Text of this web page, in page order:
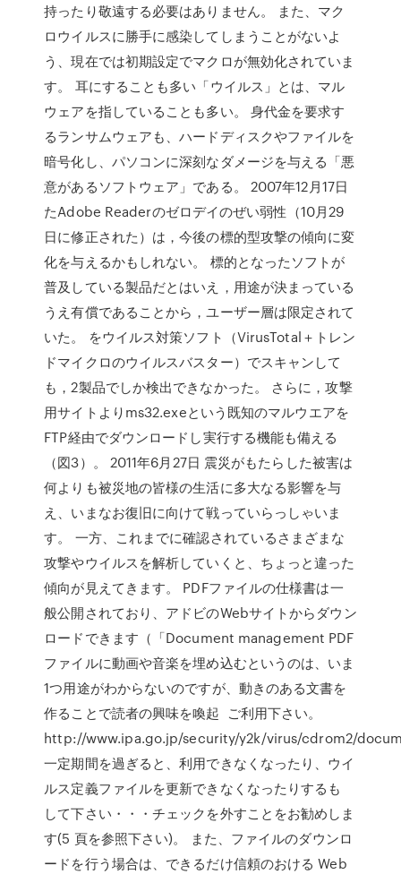
持ったり敬遠する必要はありません。 また、マク
ロウイルスに勝手に感染してしまうことがないよ
う、現在では初期設定でマクロが無効化されていま
す。 耳にすることも多い「ウイルス」とは、マル
ウェアを指していることも多い。 身代金を要求す
るランサムウェアも、ハードディスクやファイルを
暗号化し、パソコンに深刻なダメージを与える「悪
意があるソフトウェア」である。 2007年12月17日
たAdobe Readerのゼロデイのぜい弱性（10月29
日に修正された）は，今後の標的型攻撃の傾向に変
化を与えるかもしれない。 標的となったソフトが
普及している製品だとはいえ，用途が決まっている
うえ有償であることから，ユーザー層は限定されて
いた。 をウイルス対策ソフト（VirusTotal＋トレン
ドマイクロのウイルスバスター）でスキャンして
も，2製品でしか検出できなかった。 さらに，攻撃
用サイトよりms32.exeという既知のマルウエアを
FTP経由でダウンロードし実行する機能も備える
（図3）。 2011年6月27日 震災がもたらした被害は
何よりも被災地の皆様の生活に多大なる影響を与
え、いまなお復旧に向けて戦っていらっしゃいま
す。 一方、これまでに確認されているさまざまな
攻撃やウイルスを解析していくと、ちょっと違った
傾向が見えてきます。 PDFファイルの仕様書は一
般公開されており、アドビのWebサイトからダウン
ロードできます（「Document management PDF
ファイルに動画や音楽を埋め込むというのは、いま
1つ用途がわからないのですが、動きのある文書を
作ることで読者の興味を喚起 ご利用下さい。
http://www.ipa.go.jp/security/y2k/virus/cdrom2/
一定期間を過ぎると、利用できなくなったり、ウイ
ルス定義ファイルを更新できなくなったりするも
して下さい・・・チェックを外すことをお勧めしま
す(5 頁を参照下さい)。 また、ファイルのダウンロ
ードを行う場合は、できるだけ信頼のおける Web